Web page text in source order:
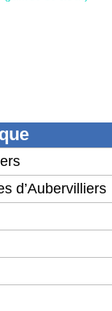
d’Aubervilliers